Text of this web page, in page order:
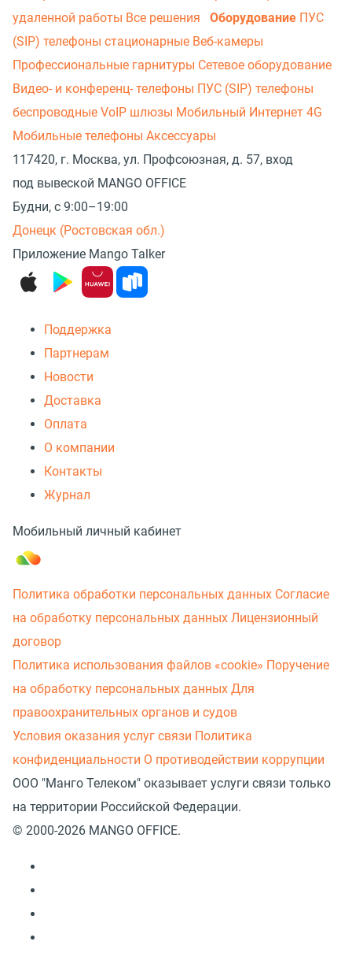
удаленной работы Все решения Оборудование ПУС
(SIP) телефоны стационарные Веб-камеры
Профессиональные гарнитуры Сетевое оборудование
Видео- и конференц- телефоны ПУС (SIP) телефоны
беспроводные VoIP шлюзы Мобильный Интернет 4G
Мобильные телефоны Аксессуары
117420, г. Москва, ул. Профсоюзная, д. 57, вход
под вывеской MANGO OFFICE
Будни, с 9:00–19:00
Донецк (Ростовская обл.)
Приложение Mango Talker
Поддержка
Партнерам
Новости
Доставка
Оплата
О компании
Контакты
Журнал
Мобильный личный кабинет
Политика обработки персональных данных Согласие
на обработку персональных данных Лицензионный
договор
Политика использования файлов «cookie» Поручение
на обработку персональных данных Для
правоохранительных органов и судов
Условия оказания услуг связи Политика
конфиденциальности О противодействии коррупции
ООО "Манго Телеком" оказывает услуги связи только
на территории Российской Федерации.
© 2000-2026 MANGO OFFICE.